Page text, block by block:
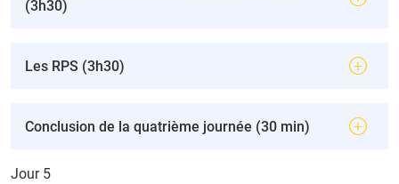
(3h30)
Les RPS (3h30)
Conclusion de la quatrième journée (30 min)
Jour 5